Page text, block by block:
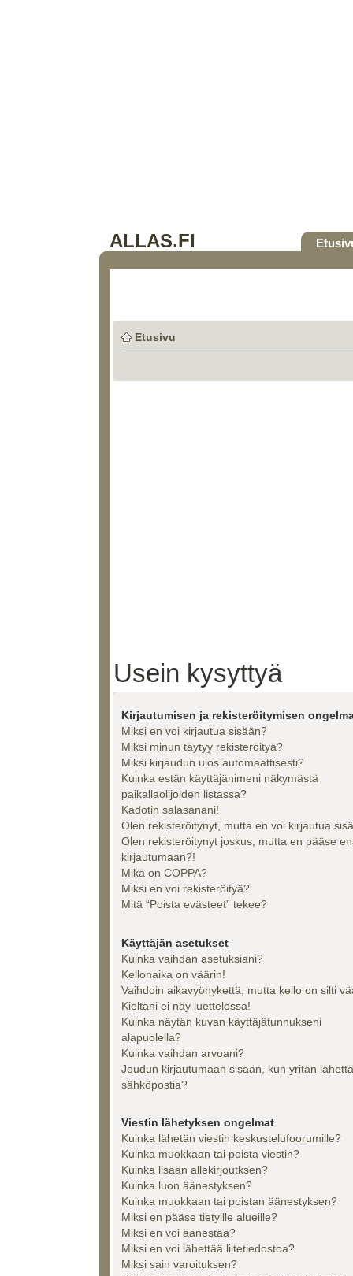
ALLAS.FI
Etusivu
Usein kysyttyä
Kirjautumisen ja rekisteröitymisen
Miksi en voi kirjautua sisään?
Miksi minun täytyy rekisteröityä?
Miksi kirjaudun ulos automaattisesti?
Kuinka estän käyttäjänimeni näkymästä
paikallaolijoiden listassa?
Kadotin salasanani!
Olen rekisteröitynyt, mutta en voi kirjautua
Olen rekisteröitynyt joskus, mutta en pääse
kirjautumaan?!
Mikä on COPPA?
Miksi en voi rekisteröityä?
Mitä “Poista evästeet” tekee?
Käyttäjän asetukset
Kuinka vaihdan asetuksiani?
Kellonaika on väärin!
Vaihdoin aikavyöhykettä, mutta kello on silti
Kieltäni ei näy luettelossa!
Kuinka näytän kuvan käyttäjätunnukseni
alapuolella?
Kuinka vaihdan arvoani?
Joudun kirjautumaan sisään, kun yritän
sähköpostia?
Viestin lähetyksen ongelmat
Kuinka lähetän viestin keskustelufoorumille?
Kuinka muokkaan tai poista viestin?
Kuinka lisään allekirjoutksen?
Kuinka luon äänestyksen?
Kuinka muokkaan tai poistan äänestyksen?
Miksi en pääse tietyille alueille?
Miksi en voi äänestää?
Miksi en voi lähettää liitetiedostoa?
Miksi sain varoituksen?